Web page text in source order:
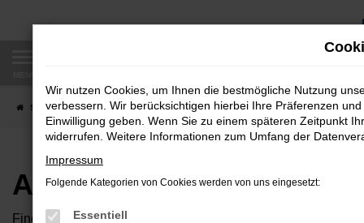
Zum
Startseite Fahrzeugangebote Autobörse
Autobörse
Finden Sie Ihren neuen Traumwagen bei uns. Dafür haben
Wir nutzen Cookies, um Ihnen die bestmögliche Nutzung
verbessern. Wir berücksichtigen hierbei Ihre Präferenzen
Einwilligung geben. Wenn Sie zu einem späteren Zeitpunkt
widerrufen. Weitere Informationen zum Umfang der
Impressum
Folgende Kategorien von Cookies werden von uns eingesetzt:
Essentiell